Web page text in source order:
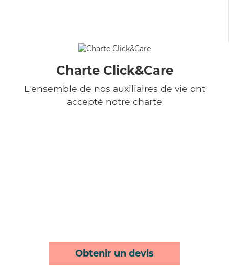
Charte Click&Care
L'ensemble de nos auxiliaires de vie ont
accepté notre charte
Obtenir un devis